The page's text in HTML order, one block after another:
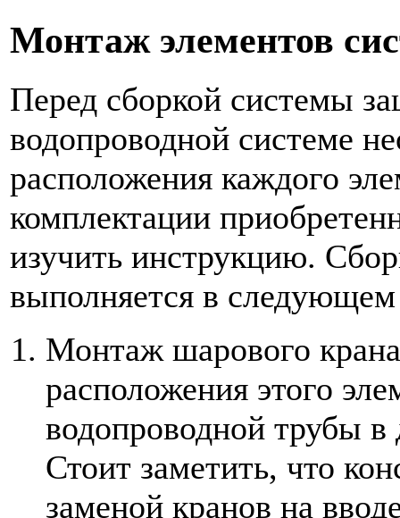
Монтаж элементов
Перед сборкой системы
водопроводной системе
расположения каждого
комплектации
изучить инструкцию.
выполняется в
Монтаж шарового
расположения этого
водопроводной трубы
Стоит заметить, что
заменой кранов на